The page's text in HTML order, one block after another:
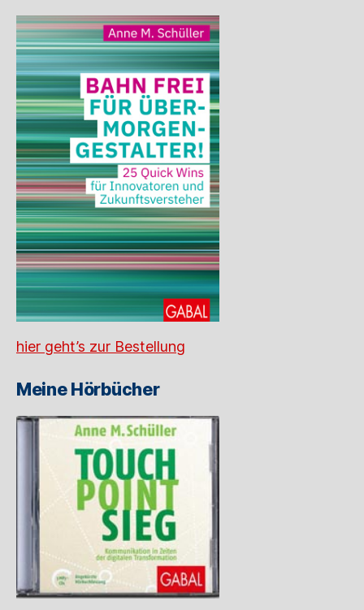
hier geht’s zur Bestellung
Meine Hörbücher